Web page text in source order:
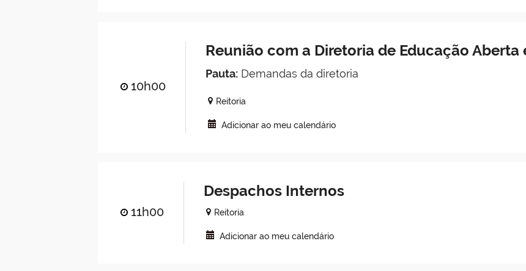
10h00
Reunião com a Diretoria de Educação Aberta
Pauta:Demandas da diretoria
Reitoria
Adicionar ao meu calendário
11h00
Despachos Internos
Reitoria
Adicionar ao meu calendário